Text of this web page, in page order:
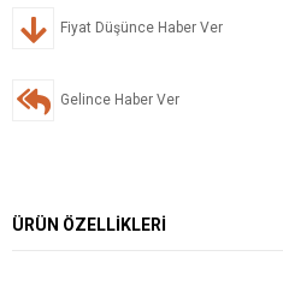
Fiyat Düşünce Haber Ver
Gelince Haber Ver
ÜRÜN ÖZELLIKLERI